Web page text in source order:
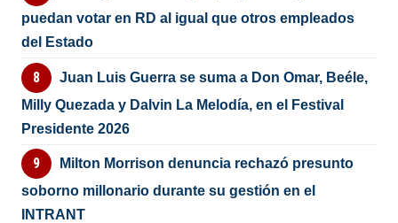
puedan votar en RD al igual que otros empleados
del Estado
Juan Luis Guerra se suma a Don Omar, Beéle,
Milly Quezada y Dalvin La Melodía, en el Festival
Presidente 2026
Milton Morrison denuncia rechazó presunto
soborno millonario durante su gestión en el
INTRANT